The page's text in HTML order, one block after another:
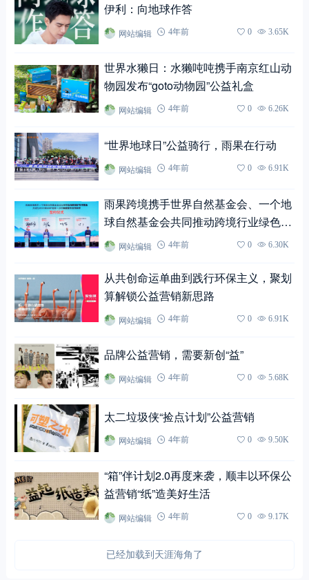
伊利：向地球作答
网站编辑 4年前 0 3.65K
世界水獭日：水獭吨吨携手南京红山动
物园发布“goto动物园”公益礼盒
网站编辑 4年前 0 6.26K
“世界地球日”公益骑行，雨果在行动
网站编辑 4年前 0 6.91K
雨果跨境携手世界自然基金会、一个地
球自然基金会共同推动跨境行业绿色升
级 网站编辑 4年前 0 6.30K
从共创命运单曲到践行环保主义，聚划
算解锁公益营销新思路
网站编辑 4年前 0 6.91K
品牌公益营销，需要新创“益”
网站编辑 4年前 0 5.68K
太二垃圾侠“捡点计划”公益营销
网站编辑 4年前 0 9.50K
“箱”伴计划2.0再度来袭，顺丰以环保公
益营销“纸”造美好生活
网站编辑 4年前 0 9.17K
已经加载到天涯海角了